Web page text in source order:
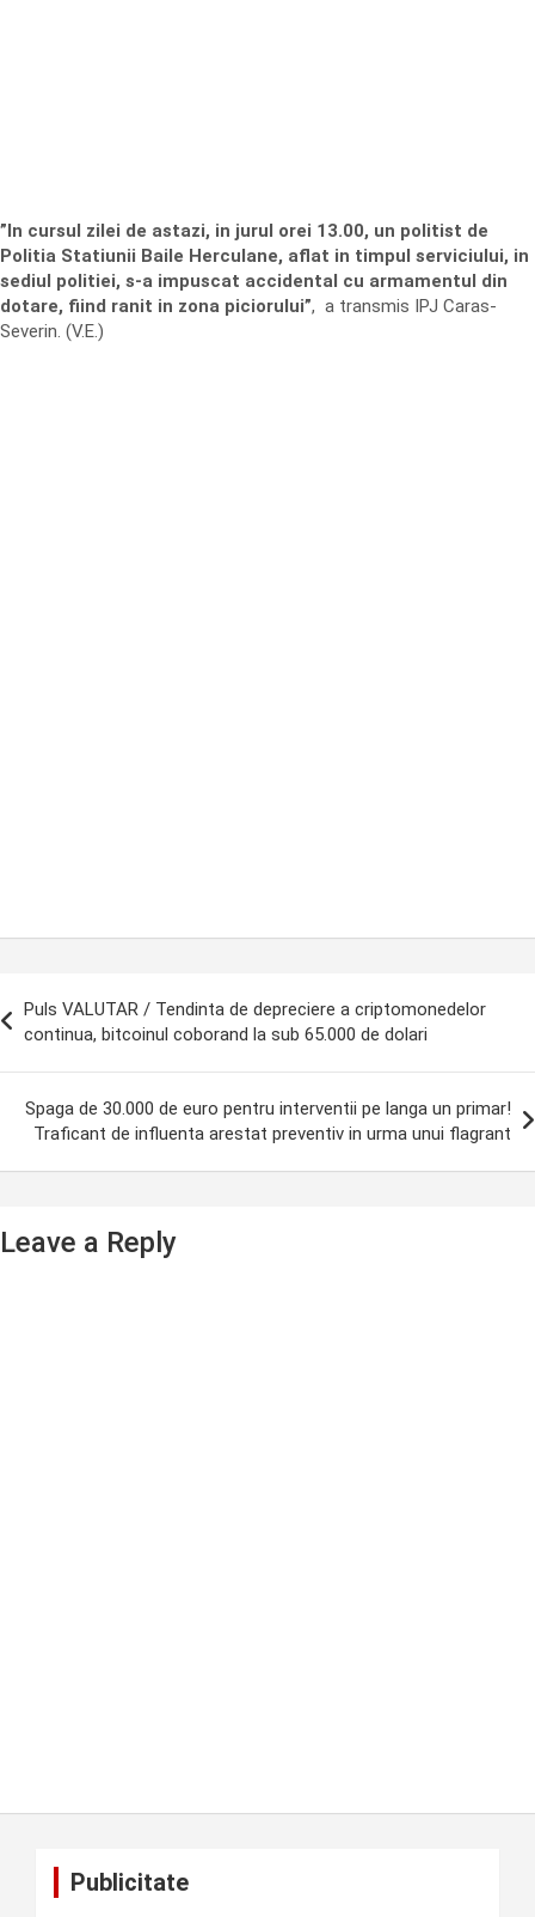
”In cursul zilei de astazi, in jurul orei 13.00, un politist de
Politia Statiunii Baile Herculane, aflat in timpul serviciului, in
sediul politiei, s-a impuscat accidental cu armamentul din
dotare, fiind ranit in zona piciorului”, a transmis IPJ Caras-
Severin. (V.E.)
Puls VALUTAR / Tendinta de depreciere a criptomonedelor
continua, bitcoinul coborand la sub 65.000 de dolari
Spaga de 30.000 de euro pentru interventii pe langa un primar!
Traficant de influenta arestat preventiv in urma unui flagrant
Leave a Reply
Publicitate